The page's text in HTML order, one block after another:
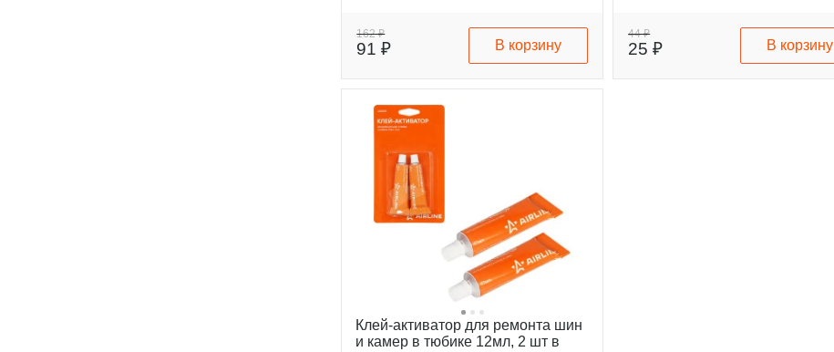
162 ₽
91 ₽ В корзину
44 ₽
25 ₽ В корзину
Клей-активатор для ремонта шин
и камер в тюбике 12мл, 2 шт в